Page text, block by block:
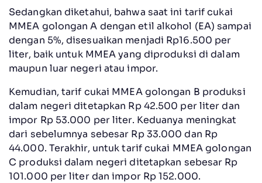
Sedangkan diketahui, bahwa saat ini tarif cukai
MMEA golongan A dengan etil alkohol (EA) sampai
dengan 5%, disesuaikan menjadi Rp16.500 per
liter, baik untuk MMEA yang diproduksi di dalam
maupun luar negeri atau impor.
Kemudian, tarif cukai MMEA golongan B produksi
dalam negeri ditetapkan Rp 42.500 per liter dan
impor Rp 53.000 per liter. Keduanya meningkat
dari sebelumnya sebesar Rp 33.000 dan Rp
44.000. Terakhir, untuk tarif cukai MMEA golongan
C produksi dalam negeri ditetapkan sebesar Rp
101.000 per liter dan impor Rp 152.000.